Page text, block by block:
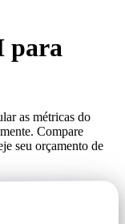
para
as métricas do
Compare
seu orçamento de